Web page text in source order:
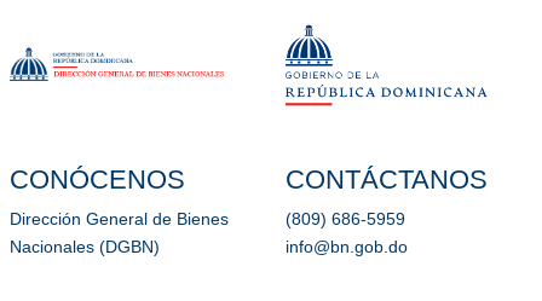
CONÓCENOS
Dirección General de Bienes
Nacionales (DGBN)
CONTÁCTANOS
(809) 686-5959
info@bn.gob.do